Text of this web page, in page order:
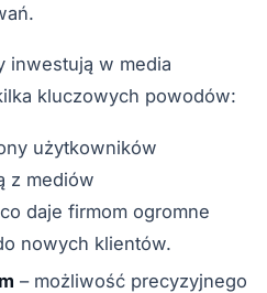
inwestują w media
kluczowych powodów:
użytkowników
z mediów
daje firmom ogromne
nowych klientów.
– możliwość precyzyjnego